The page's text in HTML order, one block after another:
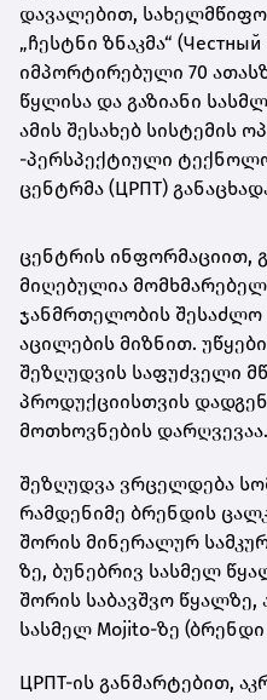
დავალებით, სახელმწიფო
„ჩესტნი ზნაკმა“
იმპორტირებული 70
წყლისა და გაზიანი
ამის შესახებ სისტემის
-პერსპექტიული
ცენტრმა (ЦРПТ)
ცენტრის ინფორმაციით,
მიღებულია
ჯანმრთელობის შესაძლო
აცილების მიზნით.
შეზღუდვის საფუძველი
პროდუქციისთვის
მოთხოვნების დარღვევაა.
შეზღუდვა ვრცელდება
რამდენიმე ბრენდის
შორის მინერალურ
ზე, ბუნებრივ სასმელ
შორის საბავშვო
სასმელ Mojito-ზე (ბრენდი
ЦРПТ-ის განმარტებით,